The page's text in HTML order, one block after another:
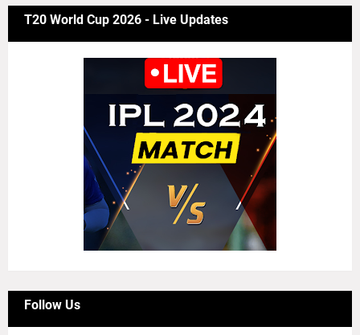
T20 World Cup 2026 - Live Updates
Follow Us